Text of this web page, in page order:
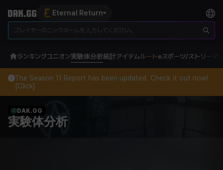
Eternal Return
ランキングユニオン実験体分析統計アイテムルートeスポーツ/ストリーマ
The Season 11 Report has been updated. Check it out now!
[Click]
DAK.GG
実験体分析